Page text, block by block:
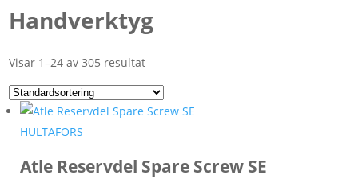
Handverktyg
Visar 1–24 av 305 resultat
HULTAFORS
Atle Reservdel Spare Screw SE